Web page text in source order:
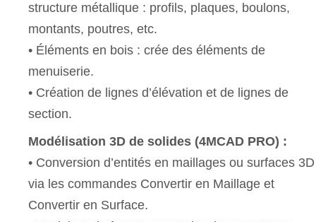
structure métallique : profils, plaques, boulons,
montants, poutres, etc.
• Éléments en bois : crée des éléments de
menuiserie.
• Création de lignes d’élévation et de lignes de
section.
Modélisation 3D de solides (4MCAD PRO) :
• Conversion d’entités en maillages ou surfaces 3D
via les commandes Convertir en Maillage et
Convertir en Surface.